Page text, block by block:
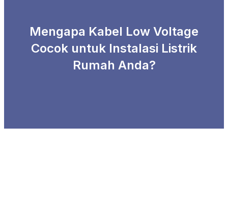
Mengapa Kabel Low Voltage
Cocok untuk Instalasi Listrik
Rumah Anda?